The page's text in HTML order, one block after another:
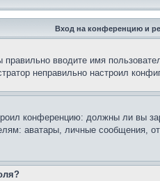
Вход на конференцию и
вводите имя
неправильно настроил
конференцию: должны ли вы
аватары, личные сообщения,